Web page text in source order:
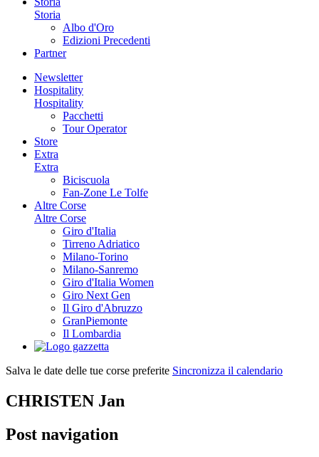
Storia
Albo d'Oro
Edizioni Precedenti
Partner
Newsletter
Hospitality
Hospitality
Pacchetti
Tour Operator
Store
Extra
Extra
Biciscuola
Fan-Zone Le Tolfe
Altre Corse
Altre Corse
Giro d'Italia
Tirreno Adriatico
Milano-Torino
Milano-Sanremo
Giro d'Italia Women
Giro Next Gen
Il Giro d'Abruzzo
GranPiemonte
Il Lombardia
Salva le date delle tue corse preferite Sincronizza il calendario
CHRISTEN Jan
Post navigation